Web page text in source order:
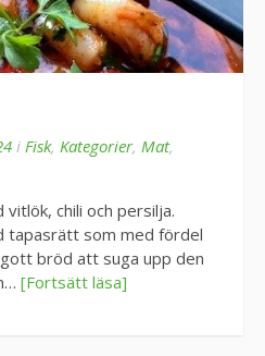
i Fisk, Kategorier, Mat,
chili och persilja.
tapasrätt som med fördel
bröd att suga upp den
[Fortsätt läsa]